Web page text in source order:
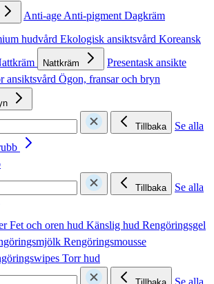
Anti-ageAnti-pigmentDagkräm
hudvård Ekologisk ansiktsvård Koreansk
Nattkräm
Presentask ansikte
ansiktsvård Ögon, fransar och bryn
Tillbaka
Se alla
Tillbaka
Se alla
Fet och oren hud Känslig hud Rengöringsgel
Rengöringsmousse
Torr hud